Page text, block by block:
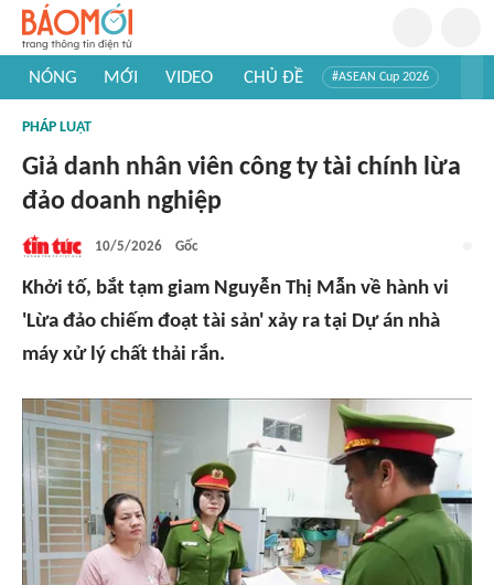
NÓNG MỚI VIDEO CHỦ ĐỀ #ASEAN Cup 2026
#Khám phá thế giới
PHÁP LUẬT
Giả danh nhân viên công ty tài chính lừa
đảo doanh nghiệp
10/5/2026 Gốc
Khởi tố, bắt tạm giam Nguyễn Thị Mẫn về hành vi
'Lừa đảo chiếm đoạt tài sản' xảy ra tại Dự án nhà
máy xử lý chất thải rắn.